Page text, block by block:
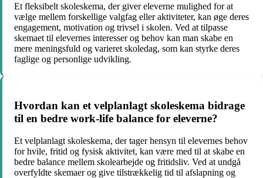
Et fleksibelt skoleskema, der giver eleverne mulighed for at
vælge mellem forskellige valgfag eller aktiviteter, kan øge deres
engagement, motivation og trivsel i skolen. Ved at tilpasse
skemaet til elevernes interesser og behov kan man skabe en
mere meningsfuld og varieret skoledag, som kan styrke deres
faglige og personlige udvikling.
Hvordan kan et velplanlagt skoleskema bidrage
til en bedre work-life balance for eleverne?
Et velplanlagt skoleskema, der tager hensyn til elevernes behov
for hvile, fritid og fysisk aktivitet, kan være med til at skabe en
bedre balance mellem skolearbejde og fritidsliv. Ved at undgå
overfyldte skemaer og give tilstrækkelig tid til afslapning og